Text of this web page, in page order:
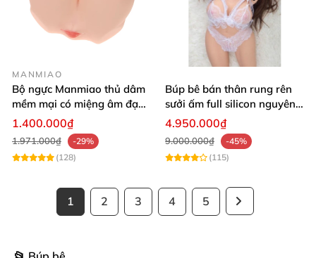
MANMIAO
Bộ ngực Manmiao thủ dâm
mềm mại có miệng âm đạo
thật
1.400.000₫
1.971.000₫
-29%
(128)
Búp bê bán thân rung rên
sưởi ấm full silicon nguyên
khối
4.950.000₫
9.000.000₫
-45%
(115)
1 2 3 4 5